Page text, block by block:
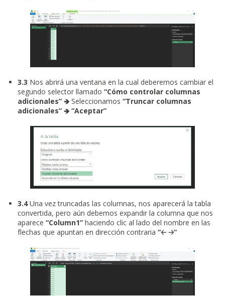
3.3 Nos abrirá una ventana en la cual deberemos cambiar el
segundo selector llamado “Cómo controlar columnas
adicionales” 🡺 Seleccionamos “Truncar columnas
adicionales” 🡺 “Aceptar”
3.4 Una vez truncadas las columnas, nos aparecerá la tabla
convertida, pero aún debemos expandir la columna que nos
aparece “Column1” haciendo clic al lado del nombre en las
flechas que apuntan en dirección contraria “🡠 🡢”